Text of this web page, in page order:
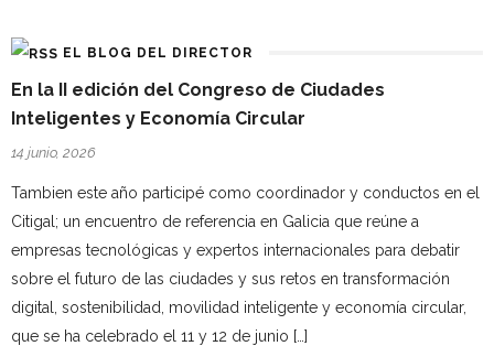
EL BLOG DEL DIRECTOR
En la II edición del Congreso de Ciudades
Inteligentes y Economía Circular
14 junio, 2026
Tambien este año participé como coordinador y conductos en el
Citigal; un encuentro de referencia en Galicia que reúne a
empresas tecnológicas y expertos internacionales para debatir
sobre el futuro de las ciudades y sus retos en transformación
digital, sostenibilidad, movilidad inteligente y economía circular,
que se ha celebrado el 11 y 12 de junio […]